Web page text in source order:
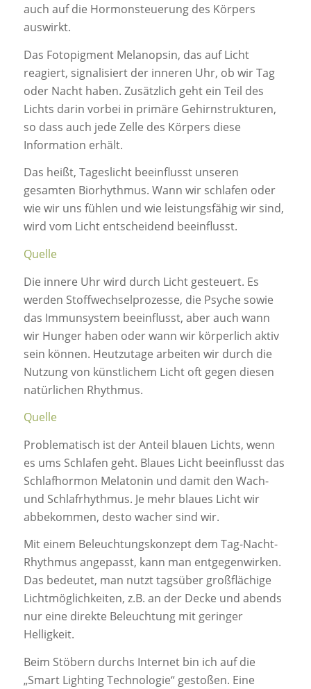
auch auf die Hormonsteuerung des Körpers
auswirkt.
Das Fotopigment Melanopsin, das auf Licht
reagiert, signalisiert der inneren Uhr, ob wir Tag
oder Nacht haben. Zusätzlich geht ein Teil des
Lichts darin vorbei in primäre Gehirnstrukturen,
so dass auch jede Zelle des Körpers diese
Information erhält.
Das heißt, Tageslicht beeinflusst unseren
gesamten Biorhythmus. Wann wir schlafen oder
wie wir uns fühlen und wie leistungsfähig wir sind,
wird vom Licht entscheidend beeinflusst.
Quelle
Die innere Uhr wird durch Licht gesteuert. Es
werden Stoffwechselprozesse, die Psyche sowie
das Immunsystem beeinflusst, aber auch wann
wir Hunger haben oder wann wir körperlich aktiv
sein können. Heutzutage arbeiten wir durch die
Nutzung von künstlichem Licht oft gegen diesen
natürlichen Rhythmus.
Quelle
Problematisch ist der Anteil blauen Lichts, wenn
es ums Schlafen geht. Blaues Licht beeinflusst das
Schlafhormon Melatonin und damit den Wach-
und Schlafrhythmus. Je mehr blaues Licht wir
abbekommen, desto wacher sind wir.
Mit einem Beleuchtungskonzept dem Tag-Nacht-
Rhythmus angepasst, kann man entgegenwirken.
Das bedeutet, man nutzt tagsüber großflächige
Lichtmöglichkeiten, z.B. an der Decke und abends
nur eine direkte Beleuchtung mit geringer
Helligkeit.
Beim Stöbern durchs Internet bin ich auf die
„Smart Lighting Technologie“ gestoßen. Eine